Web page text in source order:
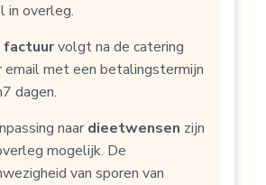
in overleg.
factuurvolgt na de catering
email met een betalingstermijn
dagen.
naar dieetwensen zijn
mogelijk. De
van sporen van